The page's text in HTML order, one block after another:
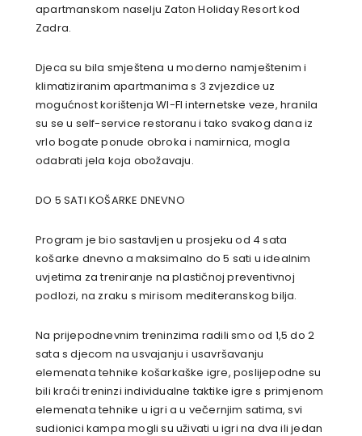
apartmanskom naselju Zaton Holiday Resort kod
Zadra.
Djeca su bila smještena u moderno namještenim i
klimatiziranim apartmanima s 3 zvjezdice uz
mogućnost korištenja WI-FI internetske veze, hranila
su se u self-service restoranu i tako svakog dana iz
vrlo bogate ponude obroka i namirnica, mogla
odabrati jela koja obožavaju.
DO 5 SATI KOŠARKE DNEVNO
Program je bio sastavljen u prosjeku od 4 sata
košarke dnevno a maksimalno do 5 sati u idealnim
uvjetima za treniranje na plastičnoj preventivnoj
podlozi, na zraku s mirisom mediteranskog bilja.
Na prijepodnevnim treninzima radili smo od 1,5 do 2
sata s djecom na usvajanju i usavršavanju
elemenata tehnike košarkaške igre, poslijepodne su
bili kraći treninzi individualne taktike igre s primjenom
elemenata tehnike u igri a u večernjim satima, svi
sudionici kampa mogli su uživati u igri na dva ili jedan